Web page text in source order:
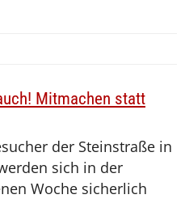
Mitmachen statt
der Steinstraße in
sich in der
Woche sicherlich